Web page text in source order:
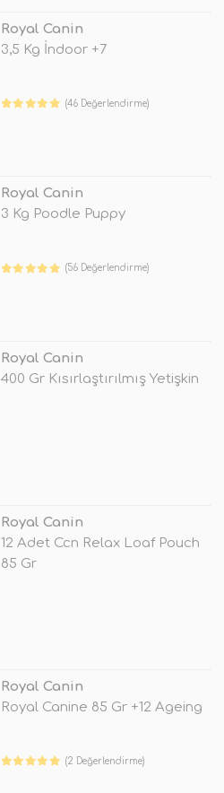
Royal Canin
3,5 Kg İndoor +7
(46 Değerlendirme)
Royal Canin
3 Kg Poodle Puppy
(56 Değerlendirme)
Royal Canin
400 Gr Kısırlaştırılmış Yetişkin
Royal Canin
12 Adet Ccn Relax Loaf Pouch
85 Gr
Royal Canin
Royal Canine 85 Gr +12 Ageing
(2 Değerlendirme)